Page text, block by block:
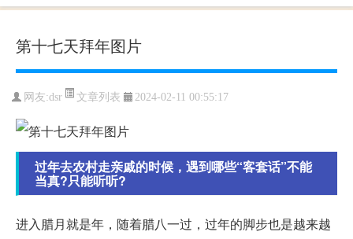
第十七天拜年图片
网友:dsr 文章列表 2024-02-11 00:55:17
过年去农村走亲戚的时候，遇到哪些“客套话”不能
当真?只能听听?
进入腊月就是年，随着腊八一过，过年的脚步也是越来越